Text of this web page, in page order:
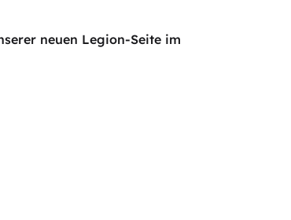
neuen Legion-Seite im